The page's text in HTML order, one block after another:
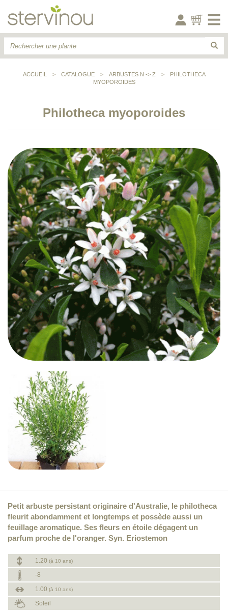
ACCUEIL > CATALOGUE > ARBUSTES N -> Z >
PHILOTHECA
MYOPOROIDES
Philotheca myoporoides
Petit arbuste persistant originaire d'Australie, le philotheca
fleurit abondamment et longtemps et possède aussi un
feuillage aromatique. Ses fleurs en étoile dégagent un
parfum proche de l'oranger. Syn. Eriostemon
1.20 (à 10 ans)
-8
1.00 (à 10 ans)
Soleil